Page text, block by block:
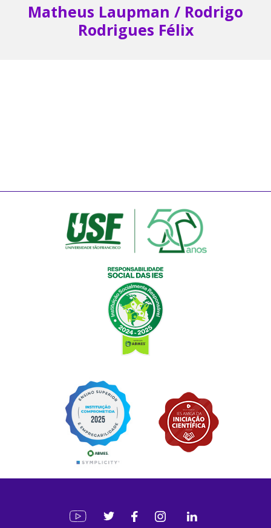
Matheus Laupman / Rodrigo
Rodrigues Félix